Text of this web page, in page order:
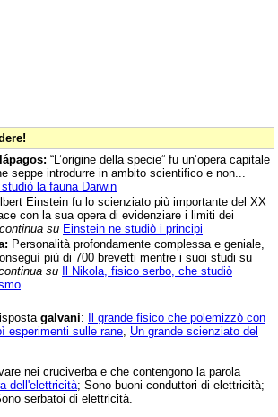
“L’origine della specie” fu un’opera capitale
seppe introdurre in ambito scientifico e non...
studiò la fauna Darwin
Einstein fu lo scienziato più importante del XX
con la sua opera di evidenziare i limiti dei
continua su Einstein ne studiò i principi
Personalità profondamente complessa e geniale,
più di 700 brevetti mentre i suoi studi su
su Il Nikola, fisico serbo, che studiò
galvani: Il grande fisico che polemizzò con
esperimenti sulle rane Un grande scienziato del
nei cruciverba e che contengono la parola
dell'elettricità; Sono buoni conduttori di elettricità;
serbatoi di elettricità.